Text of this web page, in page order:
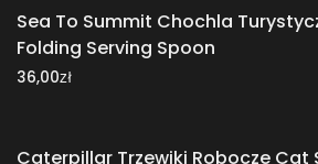
Sea To Summit Chochla
Folding Serving Spoon
36,00zł
Caterpillar Trzewiki Robocze Cat